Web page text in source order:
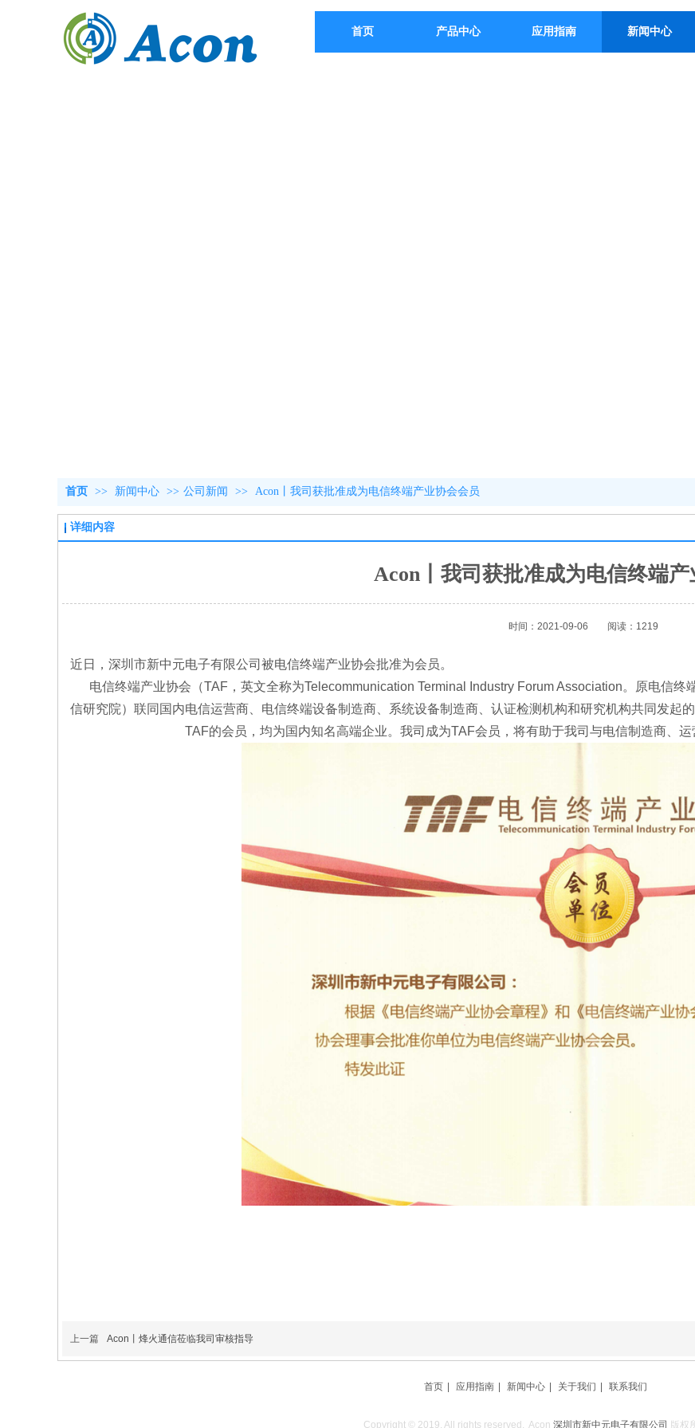
首页 产品中心 应用指南 新闻中心
首页 >> 新闻中心 >> 公司新闻 >> Acon丨我司获批准成为电信终端产业协会会员
详细内容
Acon丨我司获批准成为电信终端产
时间：2021-09-06 阅读：1219
近日，深圳市新中元电子有限公司被电信终端产业协会批准为会员。
电信终端产业协会（TAF，英文全称为Telecommunication Terminal Industry Forum Association。原电信终
信研究院）联同国内电信运营商、电信终端设备制造商、系统设备制造商、认证检测机构和研究机构共同发起
TAF的会员，均为国内知名高端企业。我司成为TAF会员，将有助于我司与电信制造商、运
上一篇 Acon丨烽火通信莅临我司审核指导
首页 应用指南 新闻中心 关于我们 联系我们
Copyright © 2019. All rights reserved. Acon 深圳市新中元电子有限公司 版权